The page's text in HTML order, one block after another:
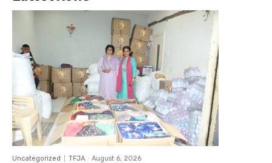
Uncategorized TFJA - August 6, 2026